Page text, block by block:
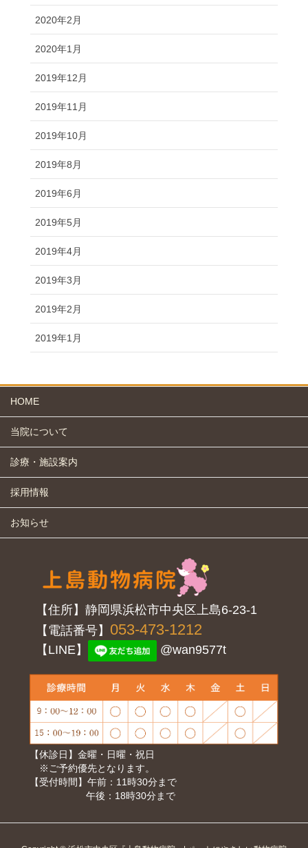
2020年2月
2020年1月
2019年12月
2019年11月
2019年10月
2019年8月
2019年6月
2019年5月
2019年4月
2019年3月
2019年2月
2019年1月
HOME
当院について
診療・施設案内
採用情報
お知らせ
【住所】静岡県浜松市中央区上島6-23-1
【電話番号】 053-473-1212
【LINE】 @wan9577t
【休診日】金曜・日曜・祝日
※ご予約優先となります。
【受付時間】午前：11時30分まで
午後：18時30分まで